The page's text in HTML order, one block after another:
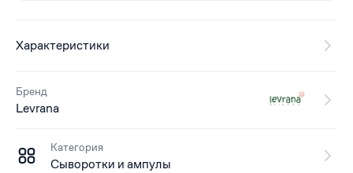
Характеристики
Бренд
Levrana
Категория
Сыворотки и ампулы